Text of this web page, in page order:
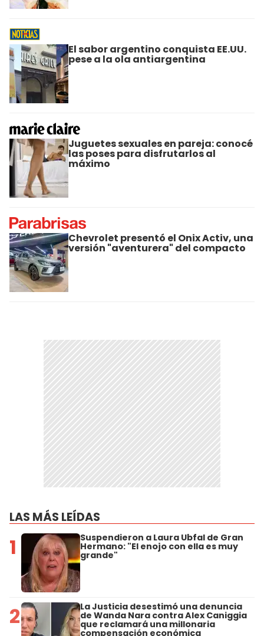
El sabor argentino conquista EE.UU.
pese a la ola antiargentina
Juguetes sexuales en pareja: conocé
las poses para disfrutarlos al
máximo
Chevrolet presentó el Onix Activ, una
versión "aventurera" del compacto
LAS MÁS LEÍDAS
1 Suspendieron a Laura Ubfal de Gran
Hermano: "El enojo con ella es muy
grande"
2 La Justicia desestimó una denuncia
de Wanda Nara contra Alex Caniggia
que reclamará una millonaria
compensación económica